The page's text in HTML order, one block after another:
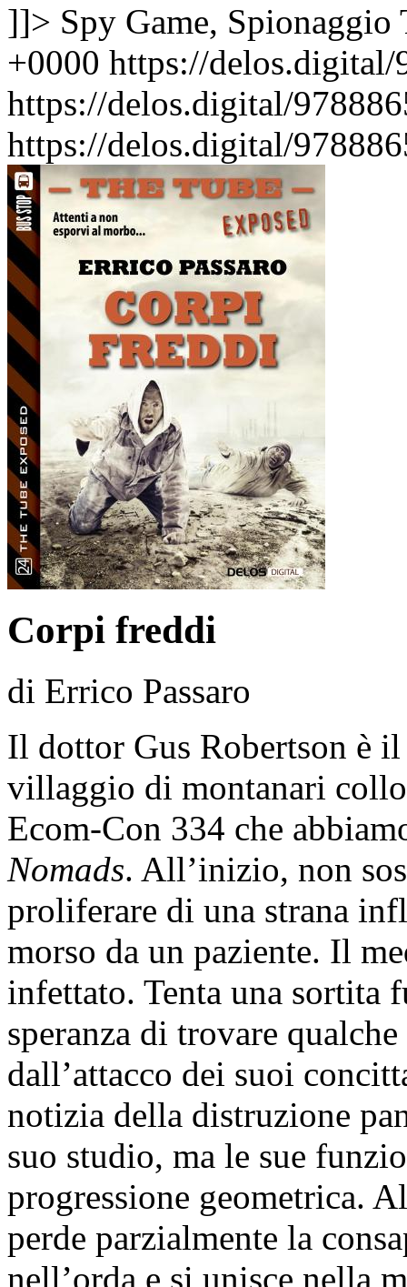
]]> Spy Game, Spionaggio
+0000 https://delos.digital/
https://delos.digital/
https://delos.digital/
Corpi freddi
di Errico Passaro
Il dottor Gus Robertson è
villaggio di montanari
Ecom-Con 334 che
Nomads. All’inizio, non
proliferare di una strana
morso da un paziente. Il
infettato. Tenta una sortita
speranza di trovare
dall’attacco dei suoi
notizia della distruzione
suo studio, ma le sue
progressione geometrica.
perde parzialmente la
nell’orda e si unisce nella